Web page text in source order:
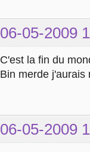
06-05-2009
C'est la fin du
Bin merde j'aurais
06-05-2009